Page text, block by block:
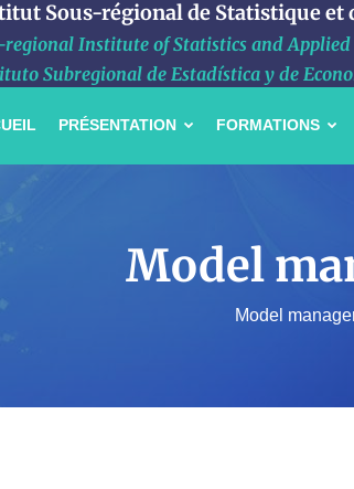
Sous-régional de Statistique et
regional Institute of Statistics and Applied
Subregional de Estadística y de
PRÉSENTATION FORMATIONS
Model
Model